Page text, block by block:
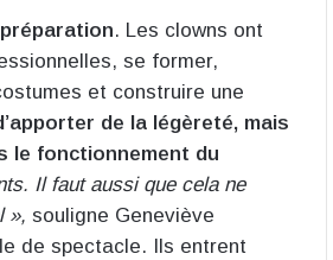
. Les clowns ont
se former,
et construire une
de la légèreté, mais
le fonctionnement du
Il faut aussi que cela ne
», souligne Geneviève
de spectacle. Ils entrent